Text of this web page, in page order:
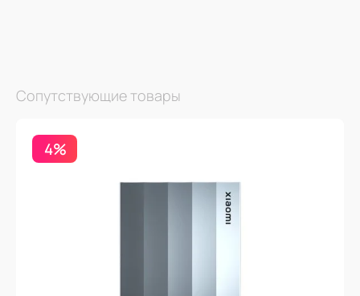
Сопутствующие товары
4%